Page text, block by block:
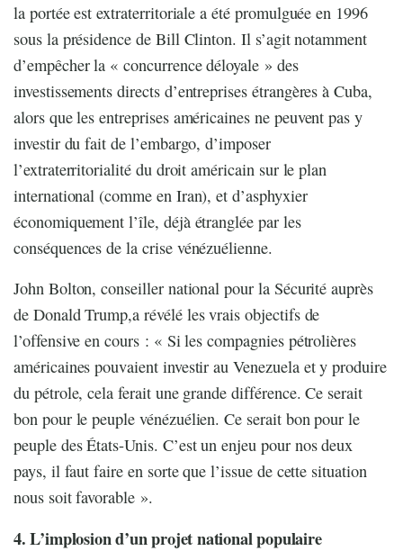
la portée est extraterritoriale a été promulguée en 1996
sous la présidence de Bill Clinton. Il s’agit notamment
d’empêcher la « concurrence déloyale » des
investissements directs d’entreprises étrangères à Cuba,
alors que les entreprises américaines ne peuvent pas y
investir du fait de l’embargo, d’imposer
l’extraterritorialité du droit américain sur le plan
international (comme en Iran), et d’asphyxier
économiquement l’île, déjà étranglée par les
conséquences de la crise vénézuélienne.
John Bolton, conseiller national pour la Sécurité auprès
de Donald Trump,a révélé les vrais objectifs de
l’offensive en cours : « Si les compagnies pétrolières
américaines pouvaient investir au Venezuela et y produire
du pétrole, cela ferait une grande différence. Ce serait
bon pour le peuple vénézuélien. Ce serait bon pour le
peuple des États-Unis. C’est un enjeu pour nos deux
pays, il faut faire en sorte que l’issue de cette situation
nous soit favorable ».
4. L’implosion d’un projet national populaire